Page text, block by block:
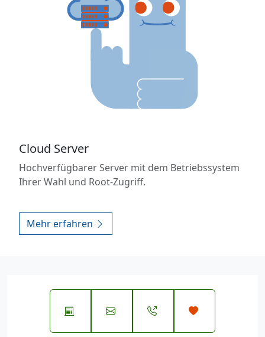
Cloud Server
Hochverfügbarer Server mit dem Betriebssystem
Ihrer Wahl und Root-Zugriff.
Mehr erfahren